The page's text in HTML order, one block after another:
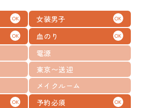
OK 女装男子 OK
OK 血のり OK
電源
東京〜送迎
メイクルーム
OK 予約必須 OK